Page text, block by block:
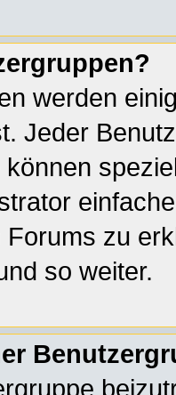
werden
Jeder
zu
so weiter.